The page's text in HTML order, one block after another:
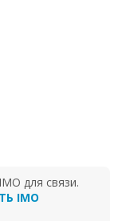
для связи.
IMO